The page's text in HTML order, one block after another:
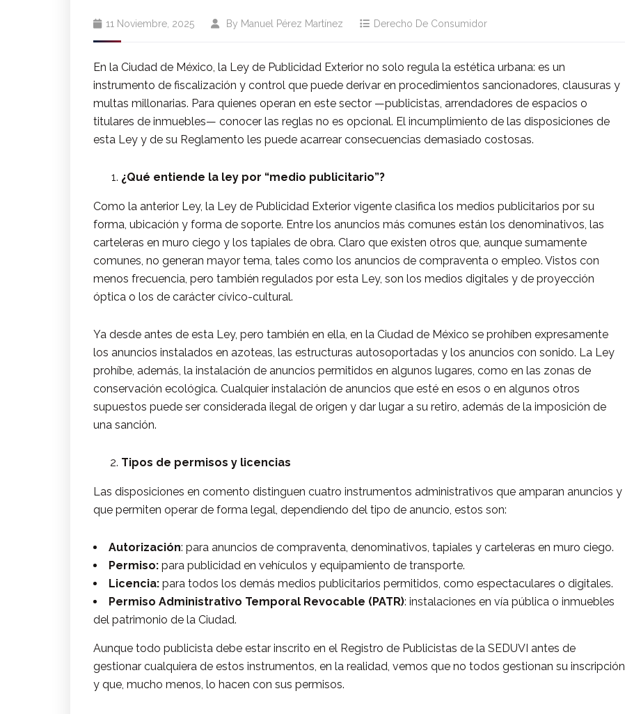
11 Noviembre, 2025 By Manuel Pérez Martínez Derecho De Consumidor
En la Ciudad de México, la Ley de Publicidad Exterior no solo regula la estética urbana: es un
instrumento de fiscalización y control que puede derivar en procedimientos sancionadores, clausuras y
multas millonarias. Para quienes operan en este sector —publicistas, arrendadores de espacios o
titulares de inmuebles— conocer las reglas no es opcional. El incumplimiento de las disposiciones de
esta Ley y de su Reglamento les puede acarrear consecuencias demasiado costosas.
¿Qué entiende la ley por “medio publicitario”?
Como la anterior Ley, la Ley de Publicidad Exterior vigente clasifica los medios publicitarios por su
forma, ubicación y forma de soporte. Entre los anuncios más comunes están los denominativos, las
carteleras en muro ciego y los tapiales de obra. Claro que existen otros que, aunque sumamente
comunes, no generan mayor tema, tales como los anuncios de compraventa o empleo. Vistos con
menos frecuencia, pero también regulados por esta Ley, son los medios digitales y de proyección
óptica o los de carácter cívico-cultural.
Ya desde antes de esta Ley, pero también en ella, en la Ciudad de México se prohíben expresamente
los anuncios instalados en azoteas, las estructuras autosoportadas y los anuncios con sonido. La Ley
prohíbe, además, la instalación de anuncios permitidos en algunos lugares, como en las zonas de
conservación ecológica. Cualquier instalación de anuncios que esté en esos o en algunos otros
supuestos puede ser considerada ilegal de origen y dar lugar a su retiro, además de la imposición de
una sanción.
Tipos de permisos y licencias
Las disposiciones en comento distinguen cuatro instrumentos administrativos que amparan anuncios y
que permiten operar de forma legal, dependiendo del tipo de anuncio, estos son:
Autorización: para anuncios de compraventa, denominativos, tapiales y carteleras en muro ciego.
Permiso: para publicidad en vehículos y equipamiento de transporte.
Licencia: para todos los demás medios publicitarios permitidos, como espectaculares o digitales.
Permiso Administrativo Temporal Revocable (PATR): instalaciones en vía pública o inmuebles
del patrimonio de la Ciudad.
Aunque todo publicista debe estar inscrito en el Registro de Publicistas de la SEDUVI antes de
gestionar cualquiera de estos instrumentos, en la realidad, vemos que no todos gestionan su inscripción
y que, mucho menos, lo hacen con sus permisos.